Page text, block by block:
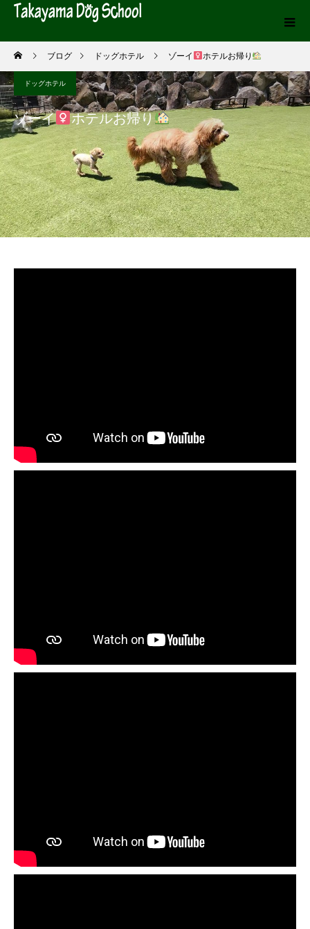
ブログ ドッグホテル ゾーイ ホテルお帰り
ドッグホテル
ゾーイ ホテルお帰り